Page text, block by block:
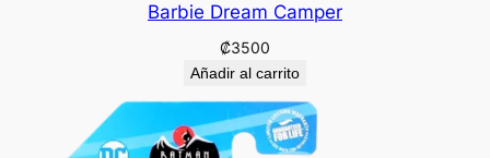
Barbie Dream Camper
₡3500
Añadir al carrito